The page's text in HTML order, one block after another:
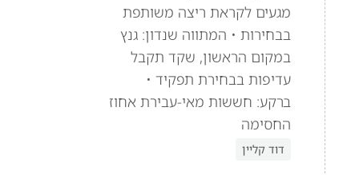
מגעים לקראת ריצה משותפת
בבחירות • המתווה שנדון: גנץ
במקום הראשון, שקד תקבל
עדיפות בבחירת תפקיד •
ברקע: חששות מאי-עבירת אחוז
החסימה
דוד קליין